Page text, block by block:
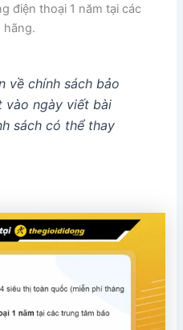
điện thoại 1 năm tại các
hãng.
về chính sách bảo
vào ngày viết bài
sách có thể thay